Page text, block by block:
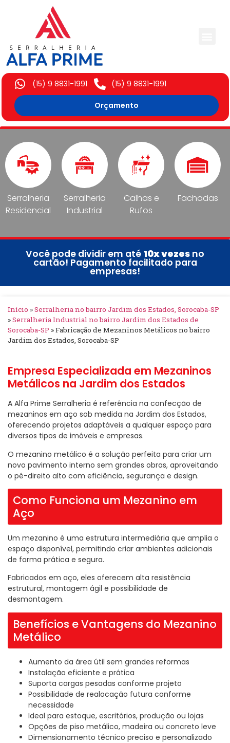
(15) 9 8831-1991 (15) 9 8831-1991
Orçamento
Serralheria
Residencial
Serralheria
Industrial
Calhas e
Rufos
Fachadas
Você pode dividir em até 10x vezes no
cartão! Pagamento facilitado para
empresas!
Início »Serralheria no bairro Jardim dos Estados, Sorocaba-SP
»Serralheria Industrial no bairro Jardim dos Estados de
Sorocaba-SP »Fabricação de Mezaninos Metálicos no bairro
Jardim dos Estados, Sorocaba-SP
Empresa Especializada em Mezaninos
Metálicos na Jardim dos Estados
A Alfa Prime Serralheria é referência na confecção de
mezaninos em aço sob medida na Jardim dos Estados,
oferecendo projetos adaptáveis a qualquer espaço para
diversos tipos de imóveis e empresas.
O mezanino metálico é a solução perfeita para criar um
novo pavimento interno sem grandes obras, aproveitando
o pé-direito alto com eficiência, segurança e design.
Como Funciona um Mezanino em
Aço
Um mezanino é uma estrutura intermediária que amplia o
espaço disponível, permitindo criar ambientes adicionais
de forma prática e segura.
Fabricados em aço, eles oferecem alta resistência
estrutural, montagem ágil e possibilidade de
desmontagem.
Benefícios e Vantagens do Mezanino
Metálico
Aumento da área útil sem grandes reformas
Instalação eficiente e prática
Suporta cargas pesadas conforme projeto
Possibilidade de realocação futura conforme
necessidade
Ideal para estoque, escritórios, produção ou lojas
Opções de piso metálico, madeira ou concreto leve
Dimensionamento técnico preciso e personalizado